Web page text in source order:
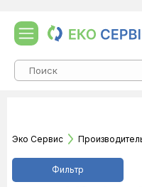
Эко Сервис
Фильтр